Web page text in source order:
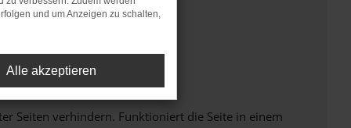
Seiten verhindern. Funktioniert die Seite in einem
und um Anzeigen zu schalten,
Alle akzeptieren